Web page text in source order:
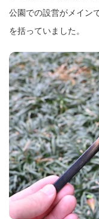
公園での設営がメイン
を括っていました。